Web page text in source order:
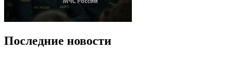
Последние новости